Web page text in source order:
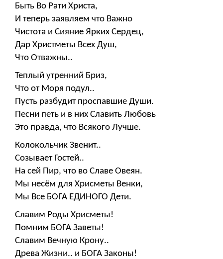
Быть Во Рати Христа,
И теперь заявляем что Важно
Чистота и Сияние Ярких Сердец,
Дар Христметы Всех Душ,
Что Отважны..
Теплый утренний Бриз,
Что от Моря подул..
Пусть разбудит проспавшие Души.
Песни петь и в них Славить Любовь
Это правда, что Всякого Лучше.
Колокольчик Звенит..
Созывает Гостей..
На сей Пир, что во Славе Овеян.
Мы несём для Хрисметы Венки,
Мы Все БОГА ЕДИНОГО Дети.
Славим Роды Хрисметы!
Помним БОГА Заветы!
Славим Вечную Крону..
Древа Жизни.. и БОГА Законы!